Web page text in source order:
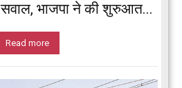
भाजपा ने की शुरुआत...
Read more